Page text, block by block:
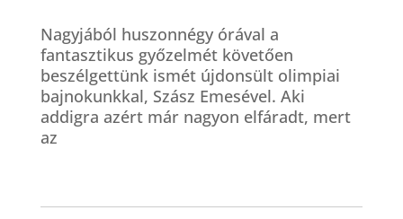
Nagyjából huszonnégy órával a
fantasztikus győzelmét követően
beszélgettünk ismét újdonsült olimpiai
bajnokunkkal, Szász Emesével. Aki
addigra azért már nagyon elfáradt, mert
az